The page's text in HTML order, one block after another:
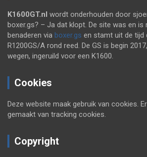
K1600GT.nl wordt onderhouden door
boxer.gs? – Ja dat klopt. De site was en is
benaderen via boxer.gs en stamt uit de tijd
R1200GS/A rond reed. De GS is begin
wegen, ingeruild voor een K1600.
Cookies
Deze website maak gebruik van cookies.
gemaakt van tracking cookies.
Copyright